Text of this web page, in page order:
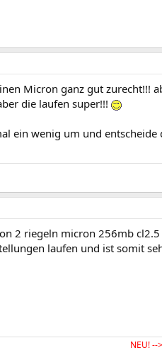
Micron ganz gut zurecht!!!
die laufen super!!!
ein wenig um und entscheide
2 riegeln micron 256mb
laufen und ist somit
NEU! -->